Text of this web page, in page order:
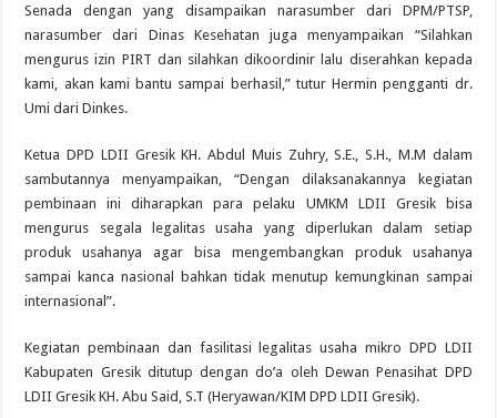
Senada dengan yang disampaikan narasumber dari DPM/PTSP,
narasumber dari Dinas Kesehatan juga menyampaikan “Silahkan
mengurus izin PIRT dan silahkan dikoordinir lalu diserahkan kepada
kami, akan kami bantu sampai berhasil,” tutur Hermin pengganti dr.
Umi dari Dinkes.
Ketua DPD LDII Gresik KH. Abdul Muis Zuhry, S.E., S.H., M.M dalam
sambutannya menyampaikan, “Dengan dilaksanakannya kegiatan
pembinaan ini diharapkan para pelaku UMKM LDII Gresik bisa
mengurus segala legalitas usaha yang diperlukan dalam setiap
produk usahanya agar bisa mengembangkan produk usahanya
sampai kanca nasional bahkan tidak menutup kemungkinan sampai
internasional”.
Kegiatan pembinaan dan fasilitasi legalitas usaha mikro DPD LDII
Kabupaten Gresik ditutup dengan do’a oleh Dewan Penasihat DPD
LDII Gresik KH. Abu Said, S.T (Heryawan/KIM DPD LDII Gresik).